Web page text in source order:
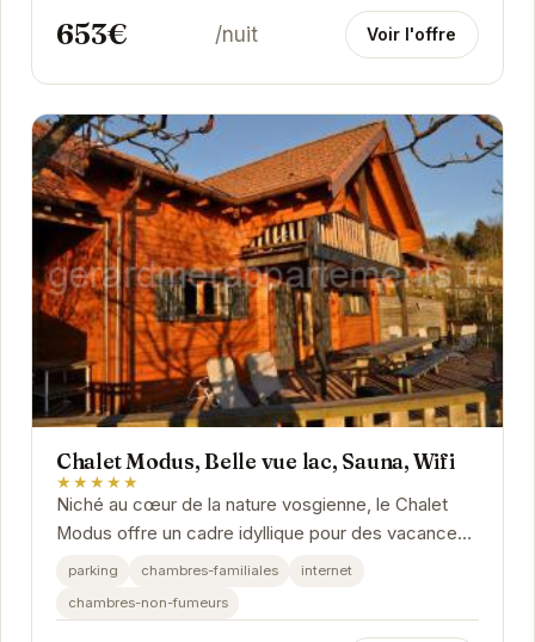
653€ /nuit Voir l'offre
Chalet Modus, Belle vue lac, Sauna, Wifi
★★★★★
Niché au cœur de la nature vosgienne, le Chalet
Modus offre un cadre idyllique pour des vacances
reposantes. Avec son sauna privatif, sa vue...
parking chambres-familiales
internet
chambres-non-fumeurs